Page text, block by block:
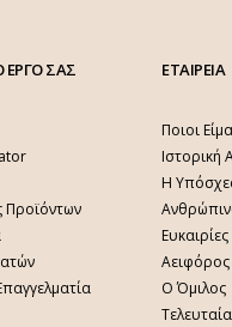
ΕΡΓΟ ΣΑΣ
Προϊόντων
ΕΤΑΙΡΕΙΑ
Ποιοι
Ιστορική
Η
Ο Όμιλος